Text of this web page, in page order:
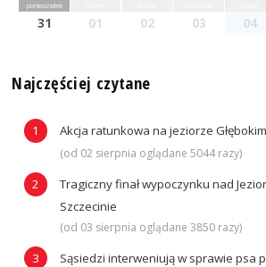
poniedziałek
31 01 02 03 04
Najczęściej czytane
Akcja ratunkowa na jeziorze
(od 02 sierpnia oglądane 5044 razy)
Tragiczny finał wypoczynku nad
Szczecinie
(od 03 sierpnia oglądane 3850 razy)
Sąsiedzi interweniują w sprawie psa